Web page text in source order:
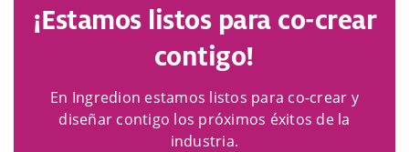
¡Estamos listos para co-crear
contigo!
En Ingredion estamos listos para co-crear y
diseñar contigo los próximos éxitos de la
industria.